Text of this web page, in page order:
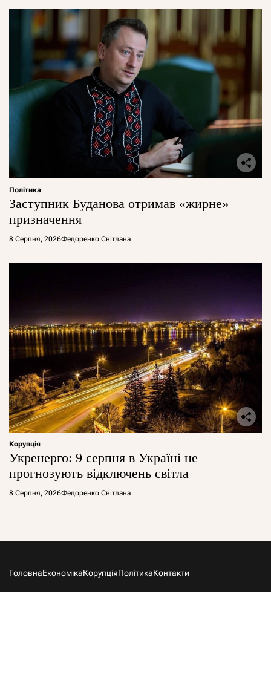
Політика
Заступник Буданова отримав «жирне»
призначення
8 Серпня, 2026Федоренко Світлана
Корупція
Укренерго: 9 серпня в Україні не
прогнозують відключень світла
8 Серпня, 2026Федоренко Світлана
ГоловнаЕкономікаКорупціяПолітикаКонтакти